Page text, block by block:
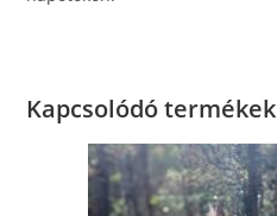
Kapcsolódó termékek